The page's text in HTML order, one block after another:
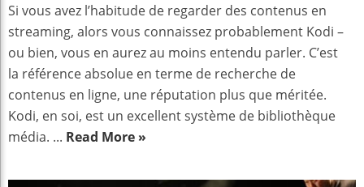
Si vous avez l’habitude de regarder des contenus en
streaming, alors vous connaissez probablement Kodi –
ou bien, vous en aurez au moins entendu parler. C’est
la référence absolue en terme de recherche de
contenus en ligne, une réputation plus que méritée.
Kodi, en soi, est un excellent système de bibliothèque
média. ... Read More »